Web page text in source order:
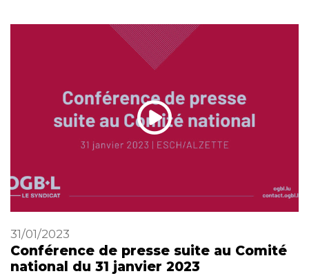
31/01/2023
Conférence de presse suite au Comité
national du 31 janvier 2023